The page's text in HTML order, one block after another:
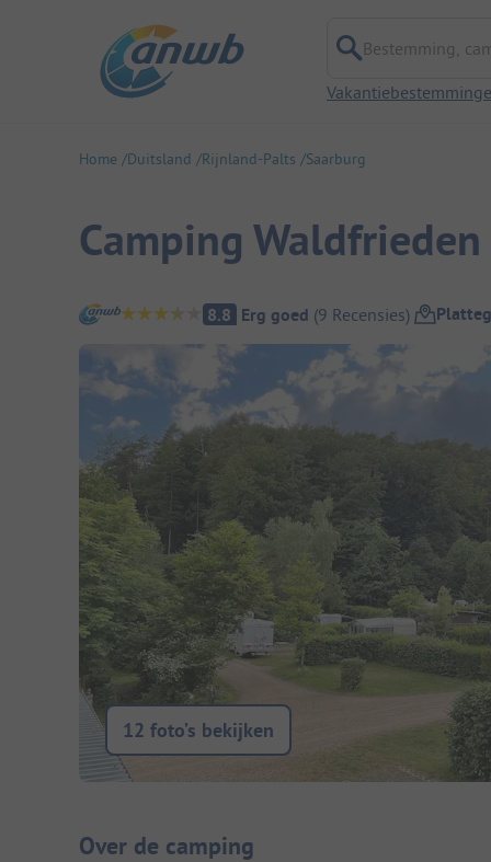
Bestemming,
Home Duitsland Rijnland-Palts Saarburg
Camping Waldfrieden
Camping overzicht
8.8 Erg goed (9 Recensies)
12 foto’s bekijken
Camping introductie
Over de camping